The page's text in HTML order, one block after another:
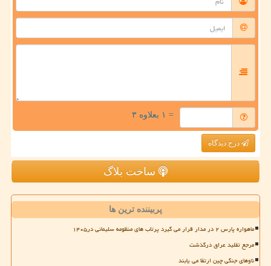
= ۱ بعلاوه ۳
درج دیدگاه
ساخت بلاگ
پربیننده ترین ها
ماهواره پارس ۲ در مدار قرار می گیرد پرتاب های منظومه سلیمانی در۱۴۰۵
مرجع تقلید عراق درگذشت
ناوهای جنگی چین ارتقا می یابند